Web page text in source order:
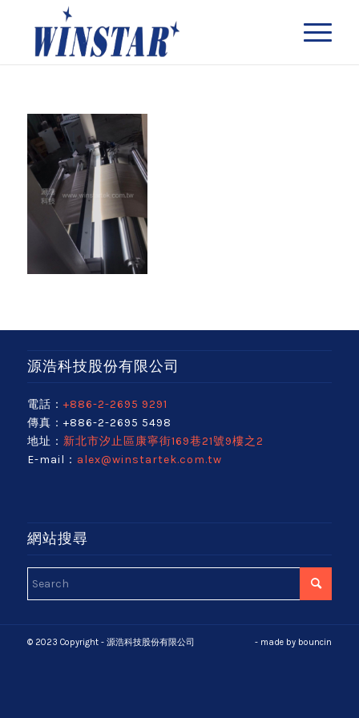
源浩科技股份有限公司
電話： +886-2-2695 9291
傳真：+886-2-2695 5498
地址： 新北市汐止區康寧街169巷21號9樓之2
E-mail： alex@winstartek.com.tw
網站搜尋
© 2023 Copyright - 源浩科技股份有限公司 - made by bouncin